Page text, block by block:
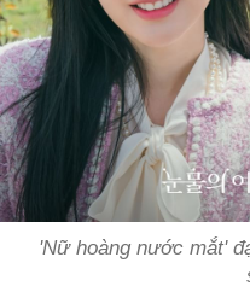
'Nữ hoàng nước mắt'